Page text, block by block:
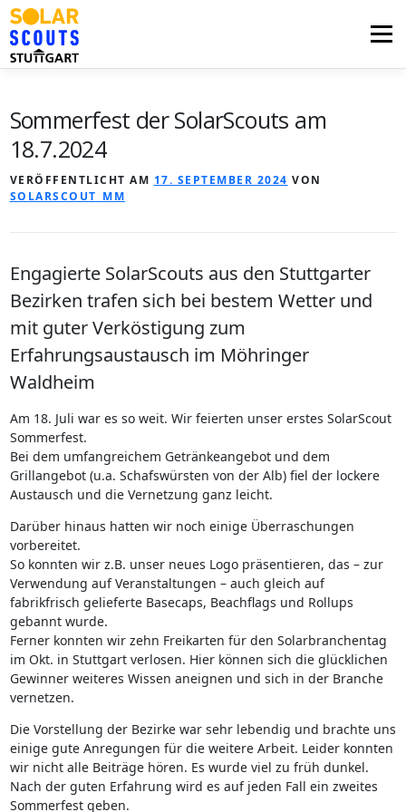
Zum
Inhalt
springen
Menü
AKTUELLES
Sommerfest der SolarScouts am
18.7.2024
VERÖFFENTLICHT AM 17. SEPTEMBER 2024 VON
SOLARSCOUT_MM
Engagierte SolarScouts aus den Stuttgarter
Bezirken trafen sich bei bestem Wetter und
mit guter Verköstigung zum
Erfahrungsaustausch im Möhringer
Waldheim
Am 18. Juli war es so weit. Wir feierten unser erstes SolarScout
Sommerfest.
Bei dem umfangreichem Getränkeangebot und dem
Grillangebot (u.a. Schafswürsten von der Alb) fiel der lockere
Austausch und die Vernetzung ganz leicht.
Darüber hinaus hatten wir noch einige Überraschungen
vorbereitet.
So konnten wir z.B. unser neues Logo präsentieren, das – zur
Verwendung auf Veranstaltungen – auch gleich auf
fabrikfrisch gelieferte Basecaps, Beachflags und Rollups
gebannt wurde.
Ferner konnten wir zehn Freikarten für den Solarbranchentag
im Okt. in Stuttgart verlosen. Hier können sich die glücklichen
Gewinner weiteres Wissen aneignen und sich in der Branche
vernetzen.
Die Vorstellung der Bezirke war sehr lebendig und brachte uns
einige gute Anregungen für die weitere Arbeit. Leider konnten
wir nicht alle Beiträge hören. Es wurde viel zu früh dunkel.
Nach der guten Erfahrung wird es auf jeden Fall ein zweites
Sommerfest geben.